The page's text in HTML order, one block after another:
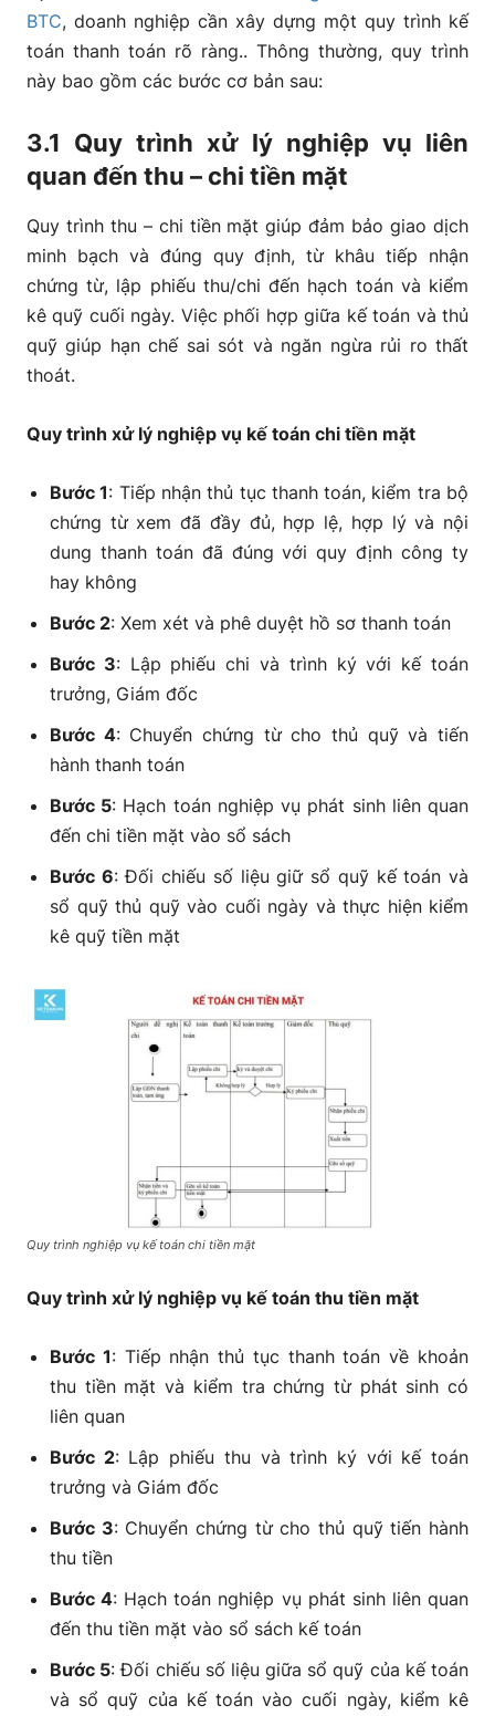
BTC, doanh nghiệp cần xây dựng một quy trình kế
toán thanh toán rõ ràng.. Thông thường, quy trình
này bao gồm các bước cơ bản sau:
3.1 Quy trình xử lý nghiệp vụ liên
quan đến thu – chi tiền mặt
Quy trình thu – chi tiền mặt giúp đảm bảo giao dịch
minh bạch và đúng quy định, từ khâu tiếp nhận
chứng từ, lập phiếu thu/chi đến hạch toán và kiểm
kê quỹ cuối ngày. Việc phối hợp giữa kế toán và thủ
quỹ giúp hạn chế sai sót và ngăn ngừa rủi ro thất
thoát.
Quy trình xử lý nghiệp vụ kế toán chi tiền mặt
Bước 1: Tiếp nhận thủ tục thanh toán, kiểm tra bộ
chứng từ xem đã đầy đủ, hợp lệ, hợp lý và nội
dung thanh toán đã đúng với quy định công ty
hay không
Bước 2: Xem xét và phê duyệt hồ sơ thanh toán
Bước 3: Lập phiếu chi và trình ký với kế toán
trưởng, Giám đốc
Bước 4: Chuyển chứng từ cho thủ quỹ và tiến
hành thanh toán
Bước 5: Hạch toán nghiệp vụ phát sinh liên quan
đến chi tiền mặt vào sổ sách
Bước 6: Đối chiếu số liệu giữ sổ quỹ kế toán và
sổ quỹ thủ quỹ vào cuối ngày và thực hiện kiểm
kê quỹ tiền mặt
Quy trình nghiệp vụ kế toán chi tiền mặt
Quy trình xử lý nghiệp vụ kế toán thu tiền mặt
Bước 1: Tiếp nhận thủ tục thanh toán về khoản
thu tiền mặt và kiểm tra chứng từ phát sinh có
liên quan
Bước 2: Lập phiếu thu và trình ký với kế toán
trưởng và Giám đốc
Bước 3: Chuyển chứng từ cho thủ quỹ tiến hành
thu tiền
Bước 4: Hạch toán nghiệp vụ phát sinh liên quan
đến thu tiền mặt vào sổ sách kế toán
Bước 5: Đối chiếu số liệu giữa sổ quỹ của kế toán
và sổ quỹ của kế toán vào cuối ngày, kiểm kê